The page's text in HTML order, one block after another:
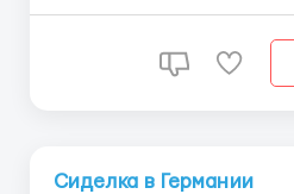
стежити, щоб телевізори не
Сиделка в Германии